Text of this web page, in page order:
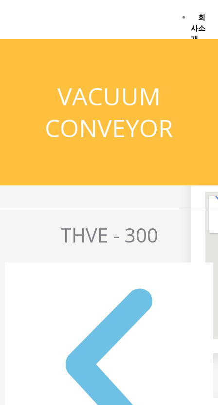
로
회
사소
개
VACUUM
CONVEYOR
THVE - 300